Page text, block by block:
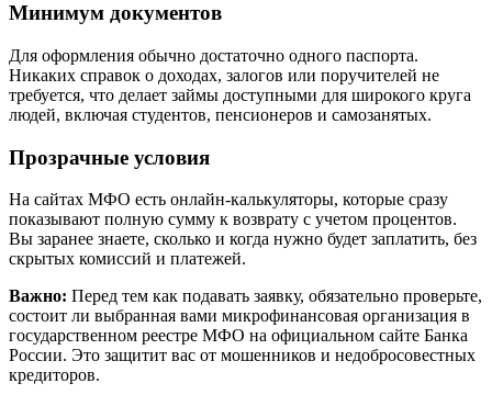
Минимум документов
Для оформления обычно достаточно одного паспорта.
Никаких справок о доходах, залогов или поручителей не
требуется, что делает займы доступными для широкого круга
людей, включая студентов, пенсионеров и самозанятых.
Прозрачные условия
На сайтах МФО есть онлайн-калькуляторы, которые сразу
показывают полную сумму к возврату с учетом процентов.
Вы заранее знаете, сколько и когда нужно будет заплатить, без
скрытых комиссий и платежей.
Важно: Перед тем как подавать заявку, обязательно проверьте,
состоит ли выбранная вами микрофинансовая организация в
государственном реестре МФО на официальном сайте Банка
России. Это защитит вас от мошенников и недобросовестных
кредиторов.